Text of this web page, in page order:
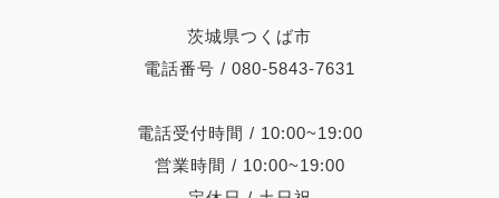
茨城県つくば市
電話番号 / 080-5843-7631
電話受付時間 / 10:00~19:00
営業時間 / 10:00~19:00